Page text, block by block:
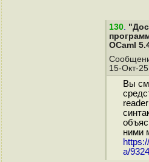
130.
OCaml
15-Окт-
Вы
ними
a/